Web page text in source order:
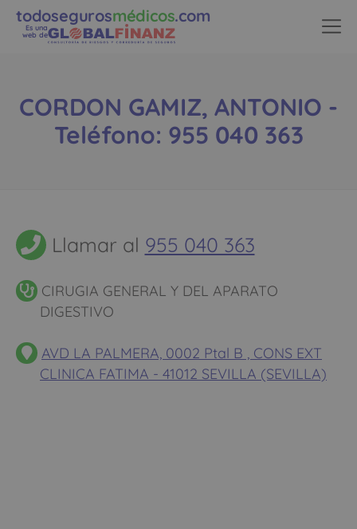
todosegurosmédicos.com
Es una
web de
CORDON GAMIZ, ANTONIO -
Teléfono: 955 040 363
Llamar al 955 040 363
CIRUGIA GENERAL Y DEL APARATO
DIGESTIVO
AVD LA PALMERA, 0002 Ptal B , CONS EXT
CLINICA FATIMA - 41012 SEVILLA (SEVILLA)